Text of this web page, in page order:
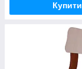
Купити